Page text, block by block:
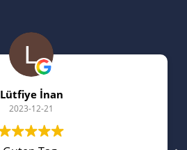
Lütfiye İnan
2023-12-21